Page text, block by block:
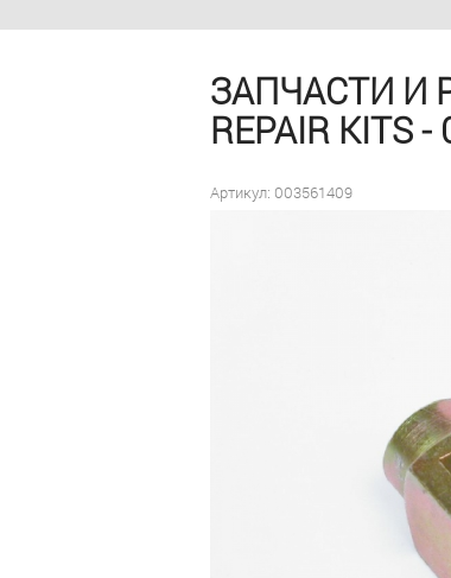
ЗАПЧАСТИ И
REPAIR KITS
Артикул: 003561409
Быстрый
10